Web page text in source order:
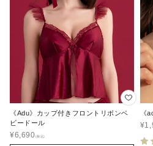
《Adu》カップ付きフロントリボンベ
ビードール
¥6,690
《
¥